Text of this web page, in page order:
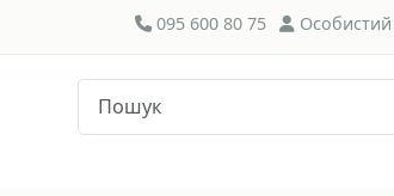
095 600 80 75 Особистий